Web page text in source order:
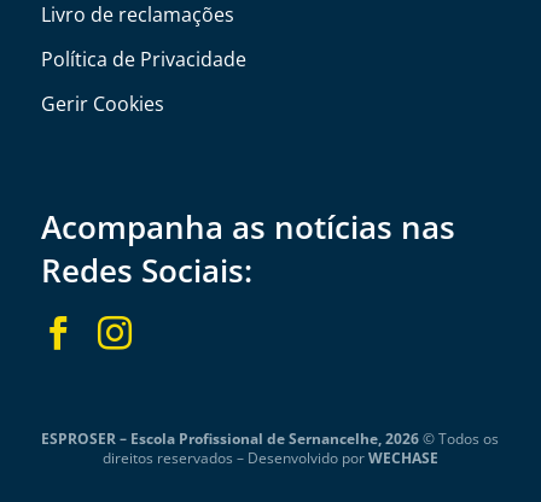
Livro de reclamações
Política de Privacidade
Gerir Cookies
Acompanha as notícias nas
Redes Sociais:
 
ESPROSER – Escola Profissional de Sernancelhe, 2026© Todos os
direitos reservados – Desenvolvido porWECHASE